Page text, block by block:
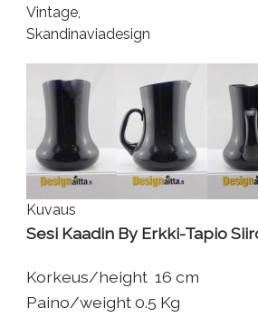
Vintage,
Skandinaviadesign
Kuvaus
Sesi Kaadin By Erkki-Tapio
Korkeus/height 16 cm
Paino/weight 0.5 Kg